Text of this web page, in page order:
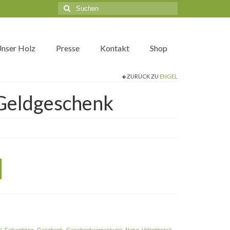
Suche
nach:
Holz Presse Kontakt Shop
ZURÜCK ZU ENGEL